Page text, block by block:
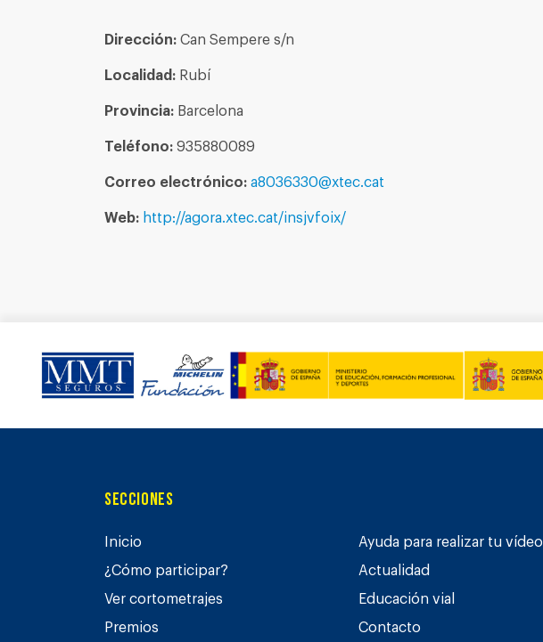
Dirección: Can Sempere s/n
Localidad: Rubí
Provincia: Barcelona
Teléfono: 935880089
Correo electrónico: a8036330@xtec.cat
Web: http://agora.xtec.cat/insjvfoix/
Secciones
Inicio
¿Cómo participar?
Ver cortometrajes
Premios
Ayuda para realizar tu vídeo
Actualidad
Educación vial
Contacto